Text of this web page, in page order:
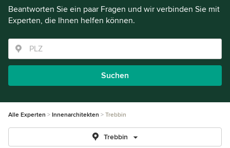
Beantworten Sie ein paar Fragen und wir verbinden Sie mit
Experten, die Ihnen helfen können.
Suchen
Alle Experten Innenarchitekten Trebbin
Trebbin